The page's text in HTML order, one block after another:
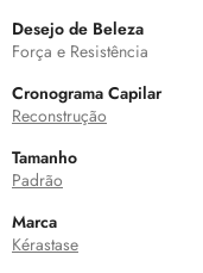
Desejo de Beleza
Força e Resistência
Cronograma Capilar
Reconstrução
Tamanho
Padrão
Marca
Kérastase